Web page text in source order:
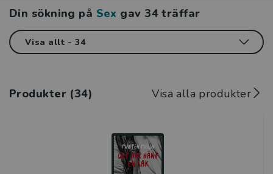
Din sökning på Sex gav 34 träffar
Produkter (34) Visa alla produkter